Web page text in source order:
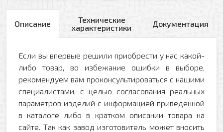
Описание
Технические
характеристики
Документация
Если вы впервые решили приобрести у нас какой-
либо товар, во избежание ошибки в выборе,
рекомендуем вам проконсультироваться с нашими
специалистами, с целью согласования реальных
параметров изделий с информацией приведенной
в каталоге либо в кратком описании товара на
сайте. Так как завод изготовитель может вносить